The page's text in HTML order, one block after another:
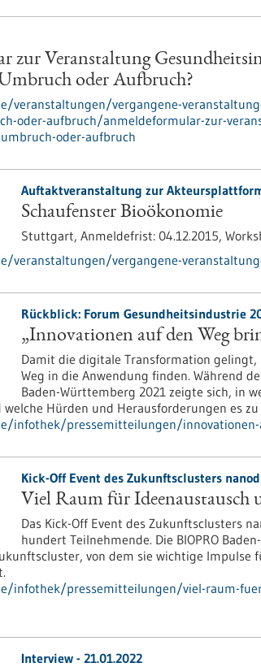
zur Veranstaltung
oder Aufbruch?
veranstaltungen/vergangene-
oder-aufbruch/anmeldeformular-zur-
oder-aufbruch
Auftaktveranstaltung zur
Schaufenster Bioökonomie
Stuttgart, Anmeldefrist: 04.12.2015,
veranstaltungen/vergangene-
Rückblick: Forum Gesundheitsindustrie
„Innovationen auf den Weg
Damit die digitale Transformation gelingt,
Weg in die Anwendung finden. Während
Baden-Württemberg 2021 zeigte sich, in
Hürden und Herausforderungen es
infothek/pressemitteilungen/
Kick-Off Event des Zukunftsclusters
Viel Raum für Ideenaustausch
Das Kick-Off Event des Zukunftsclusters
hundert Teilnehmende. Die BIOPRO
von dem sie wichtige Impulse
infothek/pressemitteilungen/viel-raum-
Interview - 21.01.2022